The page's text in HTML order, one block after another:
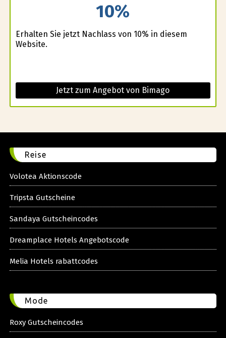
10%
Erhalten Sie jetzt Nachlass von 10% in diesem
Website.
Jetzt zum Angebot von Bimago
Reise
Volotea Aktionscode
Tripsta Gutscheine
Sandaya Gutscheincodes
Dreamplace Hotels Angebotscode
Melia Hotels rabattcodes
Mode
Roxy Gutscheincodes